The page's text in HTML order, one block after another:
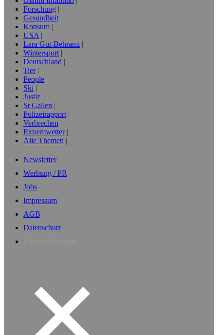
Forschung
Gesundheit
Konsum
USA
Lara Gut-Behrami
Wintersport
Deutschland
Tier
People
Ski
Justiz
St Gallen
Polizeirapport
Verbrechen
Extremwetter
Alle Themen
Newsletter
Werbung / PR
Jobs
Impressum
AGB
Datenschutz